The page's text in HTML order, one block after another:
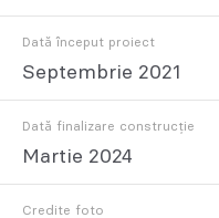
Dată început proiect
Septembrie 2021
Dată finalizare construcție
Martie 2024
Credite foto